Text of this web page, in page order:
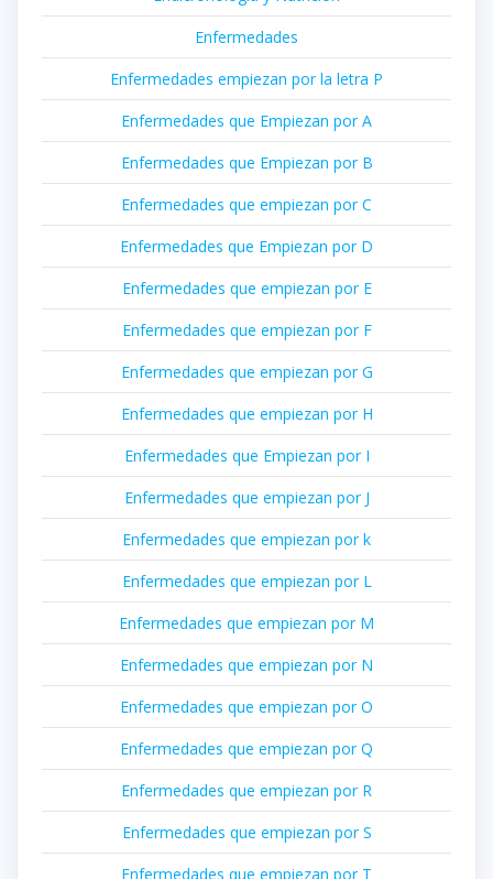
Enfermedades
Enfermedades empiezan por la letra P
Enfermedades que Empiezan por A
Enfermedades que Empiezan por B
Enfermedades que empiezan por C
Enfermedades que Empiezan por D
Enfermedades que empiezan por E
Enfermedades que empiezan por F
Enfermedades que empiezan por G
Enfermedades que empiezan por H
Enfermedades que Empiezan por I
Enfermedades que empiezan por J
Enfermedades que empiezan por k
Enfermedades que empiezan por L
Enfermedades que empiezan por M
Enfermedades que empiezan por N
Enfermedades que empiezan por O
Enfermedades que empiezan por Q
Enfermedades que empiezan por R
Enfermedades que empiezan por S
Enfermedades que empiezan por T